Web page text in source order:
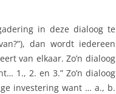
in deze dialoog te
dan wordt iedereen
van elkaar. Zo’n dialoog
1., 2. en 3.” Zo’n dialoog
investering want … a., b.